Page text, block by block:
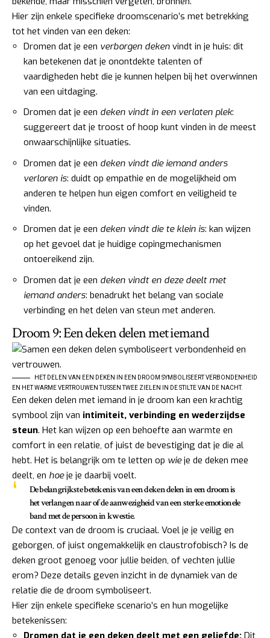
Hier zijn enkele specifieke droomscenario’s met betrekking
tot het vinden van een deken:
Dromen dat je een verborgen deken vindt in je huis: dit
kan betekenen dat je onontdekte talenten of
vaardigheden hebt die je kunnen helpen bij het overwinnen
van een uitdaging.
Dromen dat je een deken vindt in een verlaten plek:
suggereert dat je troost of hoop kunt vinden in de meest
onwaarschijnlijke situaties.
Dromen dat je een deken vindt die iemand anders
verloren is: duidt op empathie en de mogelijkheid om
anderen te helpen hun eigen comfort en veiligheid te
vinden.
Dromen dat je een deken vindt die te klein is: kan wijzen
op het gevoel dat je huidige copingmechanismen
ontoereikend zijn.
Dromen dat je een deken vindt en deze deelt met
iemand anders: benadrukt het belang van sociale
verbinding en het delen van steun met anderen.
Droom 9: Een deken delen met iemand
HET DELEN VAN EEN DEKEN IN EEN DROOM SYMBOLISEERT VERBONDENHEID
EN HET WARME VERTROUWEN TUSSEN TWEE ZIELEN IN DE STILTE VAN DE NACHT.
Een deken delen met iemand in je droom kan een krachtig
symbool zijn van intimiteit, verbinding en wederzijdse
steun. Het kan wijzen op een behoefte aan warmte en
comfort in een relatie, of juist de bevestiging dat je die al
hebt. Het is belangrijk om te letten op wieje de deken mee
deelt, en hoeje je daarbij voelt.
De belangrijkste betekenis van een deken delen in een droom is
het verlangen naar of de aanwezigheid van een sterke emotionele
band met de persoon in kwestie.
De context van de droom is cruciaal. Voel je je veilig en
geborgen, of juist ongemakkelijk en claustrofobisch? Is de
deken groot genoeg voor jullie beiden, of vechten jullie
erom? Deze details geven inzicht in de dynamiek van de
relatie die de droom symboliseert.
Hier zijn enkele specifieke scenario’s en hun mogelijke
betekenissen: